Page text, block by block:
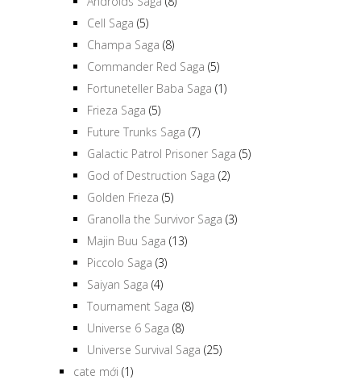
Cell Saga (5)
Champa Saga (8)
Commander Red Saga (5)
Fortuneteller Baba Saga (1)
Frieza Saga (5)
Future Trunks Saga (7)
Galactic Patrol Prisoner Saga (5)
God of Destruction Saga (2)
Golden Frieza (5)
Granolla the Survivor Saga (3)
Majin Buu Saga (13)
Piccolo Saga (3)
Saiyan Saga (4)
Tournament Saga (8)
Universe 6 Saga (8)
Universe Survival Saga (25)
cate mới (1)